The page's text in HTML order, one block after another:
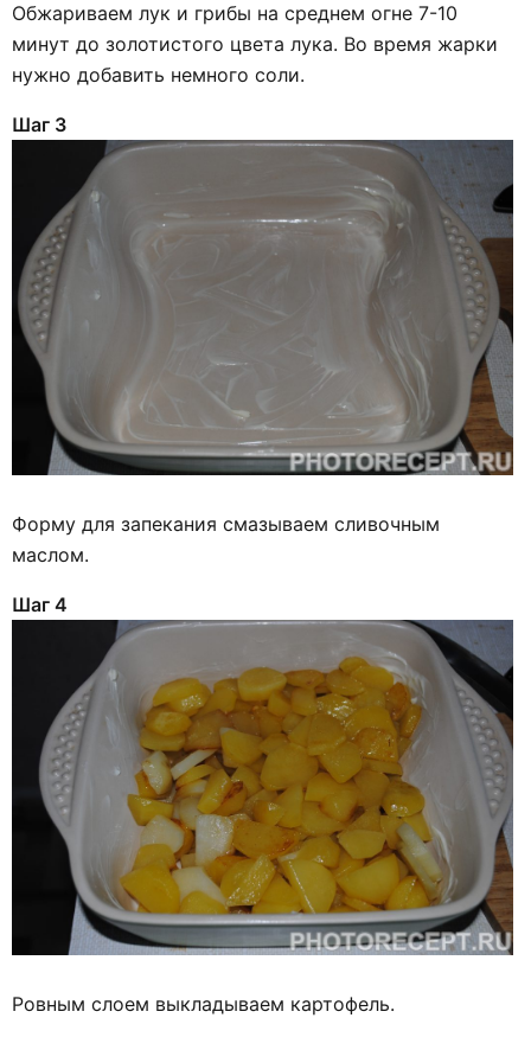
Обжариваем лук и грибы на среднем огне 7-10
минут до золотистого цвета лука. Во время жарки
нужно добавить немного соли.
Шаг 3
Форму для запекания смазываем сливочным
маслом.
Шаг 4
Ровным слоем выкладываем картофель.